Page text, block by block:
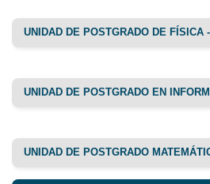
UNIDAD DE POSTGRADO DE FÍSICA
UNIDAD DE POSTGRADO EN
UNIDAD DE POSTGRADO